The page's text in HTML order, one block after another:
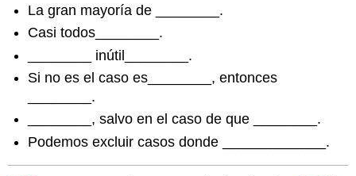
La gran mayoría de ________.
Casi todos________.
________ inútil________.
Si no es el caso es________, entonces
________.
________, salvo en el caso de que ________.
Podemos excluir casos donde _____________.